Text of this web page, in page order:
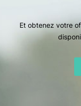
Et obtenez votre